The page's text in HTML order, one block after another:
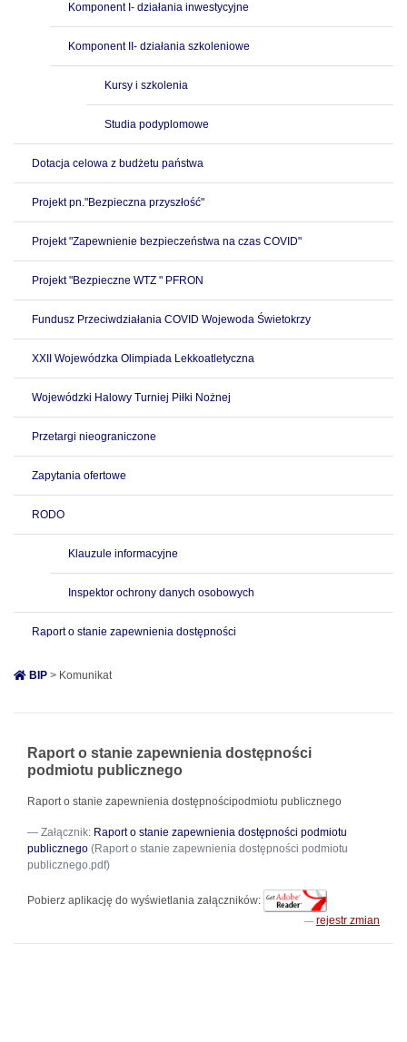
Komponent I- działania inwestycyjne
Komponent II- działania szkoleniowe
Kursy i szkolenia
Studia podyplomowe
Dotacja celowa z budżetu państwa
Projekt pn."Bezpieczna przyszłość"
Projekt "Zapewnienie bezpieczeństwa na czas COVID"
Projekt "Bezpieczne WTZ " PFRON
Fundusz Przeciwdziałania COVID Wojewoda Świetokrzy
XXII Wojewódzka Olimpiada Lekkoatletyczna
Wojewódzki Halowy Turniej Piłki Nożnej
Przetargi nieograniczone
Zapytania ofertowe
RODO
Klauzule informacyjne
Inspektor ochrony danych osobowych
Raport o stanie zapewnienia dostępności
BIP > Komunikat
Raport o stanie zapewnienia dostępności
podmiotu publicznego
Raport o stanie zapewnienia dostępnościpodmiotu publicznego
Załącznik: Raport o stanie zapewnienia dostępności podmiotu
publicznego (Raport o stanie zapewnienia dostępności podmiotu
publicznego.pdf)
Pobierz aplikację do wyświetlania załączników:
rejestr zmian